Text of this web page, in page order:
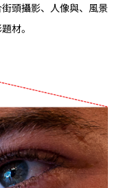
頭攝影、人像與、風景
材。